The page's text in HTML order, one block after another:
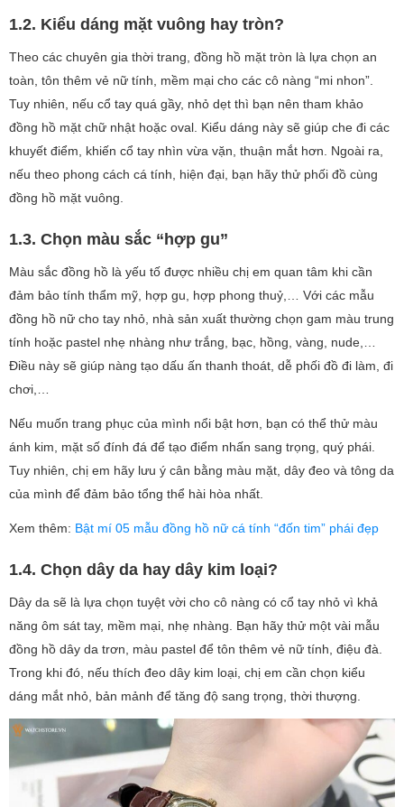
1.2. Kiểu dáng mặt vuông hay tròn?
Theo các chuyên gia thời trang, đồng hồ mặt tròn là lựa chọn an
toàn, tôn thêm vẻ nữ tính, mềm mại cho các cô nàng “mi nhon”.
Tuy nhiên, nếu cổ tay quá gầy, nhỏ dẹt thì bạn nên tham khảo
đồng hồ mặt chữ nhật hoặc oval. Kiểu dáng này sẽ giúp che đi các
khuyết điểm, khiến cổ tay nhìn vừa vặn, thuận mắt hơn. Ngoài ra,
nếu theo phong cách cá tính, hiện đại, bạn hãy thử phối đồ cùng
đồng hồ mặt vuông.
1.3. Chọn màu sắc “hợp gu”
Màu sắc đồng hồ là yếu tố được nhiều chị em quan tâm khi cần
đảm bảo tính thẩm mỹ, hợp gu, hợp phong thuỷ,… Với các mẫu
đồng hồ nữ cho tay nhỏ, nhà sản xuất thường chọn gam màu trung
tính hoặc pastel nhẹ nhàng như trắng, bạc, hồng, vàng, nude,…
Điều này sẽ giúp nàng tạo dấu ấn thanh thoát, dễ phối đồ đi làm, đi
chơi,…
Nếu muốn trang phục của mình nổi bật hơn, bạn có thể thử màu
ánh kim, mặt số đính đá để tạo điểm nhấn sang trọng, quý phái.
Tuy nhiên, chị em hãy lưu ý cân bằng màu mặt, dây đeo và tông da
của mình để đảm bảo tổng thể hài hòa nhất.
Xem thêm: Bật mí 05 mẫu đồng hồ nữ cá tính “đốn tim” phái đẹp
1.4. Chọn dây da hay dây kim loại?
Dây da sẽ là lựa chọn tuyệt vời cho cô nàng có cổ tay nhỏ vì khả
năng ôm sát tay, mềm mại, nhẹ nhàng. Bạn hãy thử một vài mẫu
đồng hồ dây da trơn, màu pastel để tôn thêm vẻ nữ tính, điệu đà.
Trong khi đó, nếu thích đeo dây kim loại, chị em cần chọn kiểu
dáng mắt nhỏ, bản mảnh để tăng độ sang trọng, thời thượng.